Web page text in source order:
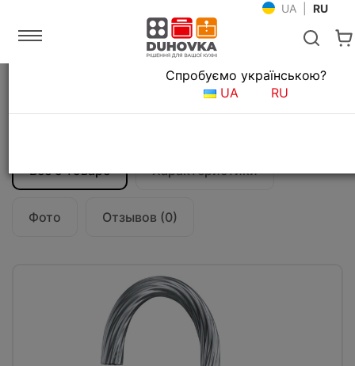
UA RU
Мойки и смесители Смесители для кухни
Смеситель кухонный Franke Maris Free by
Все о товаре Характеристики
Фото Отзывов (0)
Язык магазина
Спробуємо українською?
UA
RU